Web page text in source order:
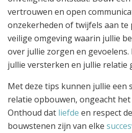
vertrouwen en open
onzekerheden of twijfels aan te
veilige omgeving waarin jullie
over jullie zorgen en gevoelens.
jullie versterken en jullie relatie
Met deze tips kunnen jullie een
relatie opbouwen, ongeacht
Onthoud dat liefde en respect
bouwstenen zijn van elke